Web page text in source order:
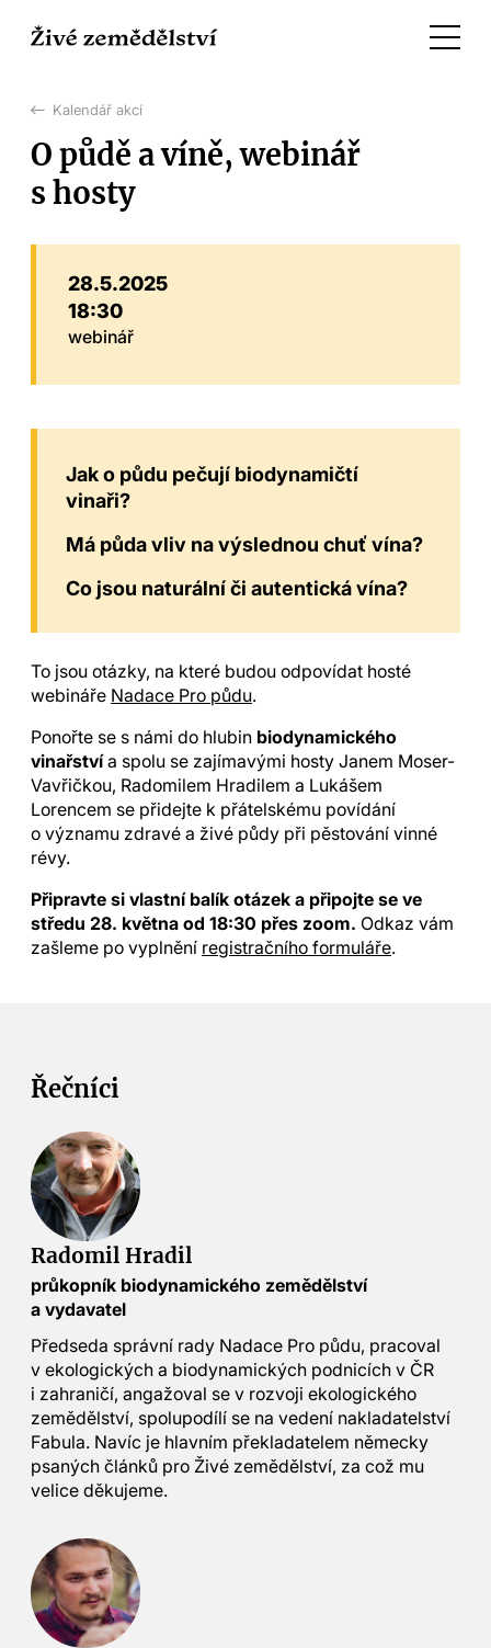
Kalendář akcí
O půdě a víně, webinář
s hosty
28.5.2025
18:30
webinář
Jak o půdu pečují biodynamičtí
vinaři?
Má půda vliv na výslednou chuť vína?
Co jsou naturální či autentická vína?
To jsou otázky, na které budou odpovídat hosté
webináře Nadace Pro půdu.
Ponořte se s námi do hlubin biodynamického
vinařstvía spolu se zajímavými hosty Janem Moser-
Vavřičkou, Radomilem Hradilem a Lukášem
Lorencem se přidejte k přátelskému povídání
o významu zdravé a živé půdy při pěstování vinné
révy.
Připravte si vlastní balík otázek a připojte se ve
středu 28. května od 18:30 přes zoom. Odkaz vám
zašleme po vyplnění registračního formuláře.
Řečníci
Radomil Hradil
průkopník biodynamického zemědělství
a vydavatel
Předseda správní rady Nadace Pro půdu, pracoval
v ekologických a biodynamických podnicích v ČR
i zahraničí, angažoval se v rozvoji ekologického
zemědělství, spolupodílí se na vedení nakladatelství
Fabula. Navíc je hlavním překladatelem německy
psaných článků pro Živé zemědělství, za což mu
velice děkujeme.